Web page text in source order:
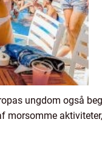
ungdom også